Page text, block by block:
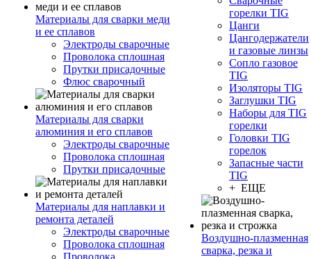
Материалы для сварки меди
и ее сплавов
Электроды сварочные
Проволока сплошная
Прутки присадочные
Флюс сварочный
Материалы для сварки
алюминия и его сплавов
Электроды сварочные
Проволока сплошная
Прутки присадочные
Материалы для наплавки и
ремонта деталей
Электроды сварочные
Проволока сплошная
Проволока
горелки TIG
Цанги
Цангодержатели
и газовые линзы
Сопло газовое
TIG
Изоляторы TIG
Заглушки TIG
Наборы для TIG
горелки
Головки TIG
горелок
Запасные части
TIG
+ ЕЩЕ
Воздушно-плазменная
сварка, резка и